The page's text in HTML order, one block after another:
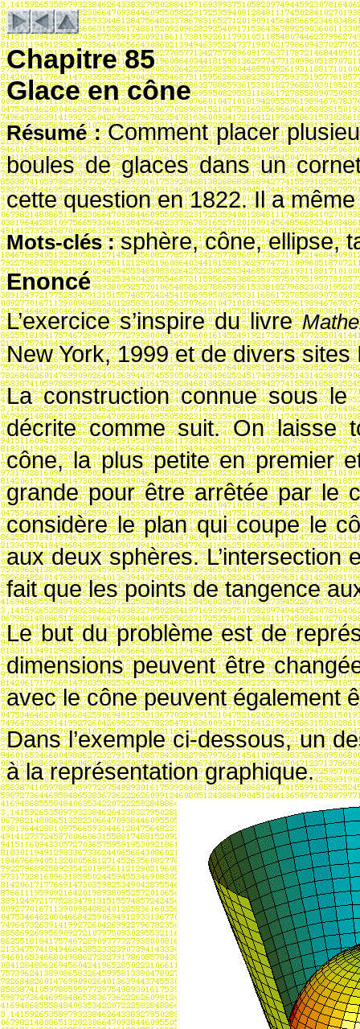
Chapitre 85
Glace en cône
Résumé:Comment placer
boules de glaces dans un
cette question en 1822. Il a
Mots-clés:sphère, cône, ellipse,
Enoncé
L’exercice s’inspire du livre
New York, 1999 et de divers sites
La construction connue sous
décrite comme suit. On laisse
cône, la plus petite en premier
grande pour être arrêtée par le
considère le plan qui coupe le
aux deux sphères.
fait que les points de tangence
Le but du problème est de
dimensions peuvent être
avec le cône peuvent également
Dans l’exemple ci-dessous, un
à la représentation graphique.